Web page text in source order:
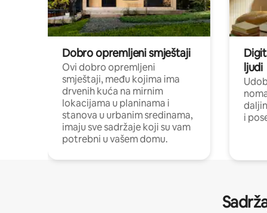
Dobro opremljeni smještaji
Ovi dobro opremljeni
smještaji, među kojima ima
drvenih kuća na mirnim
lokacijama u planinama i
stanova u urbanim sredinama,
imaju sve sadržaje koji su vam
potrebni u vašem domu.
ljudi
i